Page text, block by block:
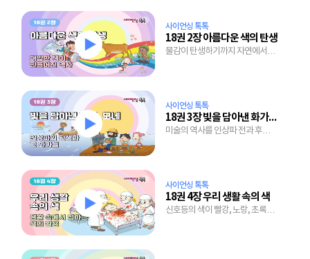
사이언싱 톡톡
18권 2장 아름다운 색의 탄생
물감이 탄생하기까지 자연에서
사이언싱 톡톡
18권 3장 빛을 담아낸 화가, 모네
미술의 역사를 인상파 전과 후로
사이언싱 톡톡
18권 4장 우리 생활 속의 색
신호등의 색이 빨강, 노랑, 초록인